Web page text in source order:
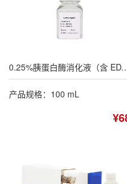
0.25%胰蛋白酶消化液（
产品规格：100 mL